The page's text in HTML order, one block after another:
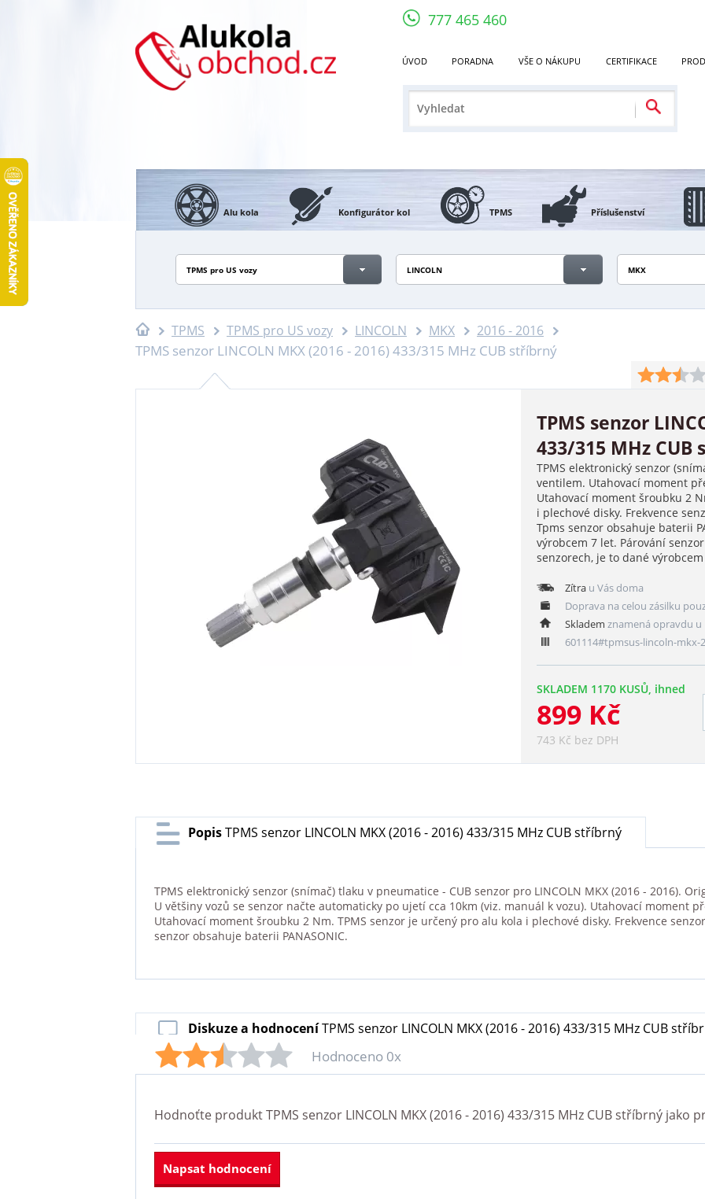
777 465 460
ÚVOD PORADNA VŠE O NÁKUPU CERTIFIKACE
Alu kola Konfigurátor kol TPMS Příslušenství
TPMS pro US vozy LINCOLN MKX
TPMS TPMS pro US vozy LINCOLN MKX 2016 - 2016
TPMS senzor LINCOLN MKX (2016 - 2016) 433/315 MHz CUB stříbrný
TPMS senzor
433/315 MHz
TPMS elektronický senzor
ventilem. Utahovací moment
Utahovací moment šroubku 2
i plechové disky. Frekvence
Tpms senzor obsahuje baterii
výrobcem 7 let. Párování
senzorech, je to dané
Zítra u Vás doma
Doprava na celou zásilku
Skladem znamená opravdu u
601114#tpmsus-lincoln-mkx-
SKLADEM 1170 KUSŮ, ihned
899 Kč
743 Kč bez DPH
PopisTPMS senzor LINCOLN MKX (2016 - 2016) 433/315 MHz CUB stříbrný
TPMS elektronický senzor (snímač) tlaku v pneumatice - CUB senzor pro LINCOLN MKX (2016 - 2016).
U většiny vozů se senzor načte automaticky po ujetí cca 10km (viz. manuál k vozu). Utahovací moment
Utahovací moment šroubku 2 Nm. TPMS senzor je určený pro alu kola i plechové disky. Frekvence
senzor obsahuje baterii PANASONIC.
Diskuze a hodnoceníTPMS senzor LINCOLN MKX (2016 - 2016) 433/315 MHz CUB
Hodnoceno 0x
Hodnoťte produktTPMS senzor LINCOLN MKX (2016 - 2016) 433/315 MHz CUB stříbrný jako
Napsat hodnocení